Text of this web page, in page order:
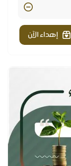
إهداء الآن